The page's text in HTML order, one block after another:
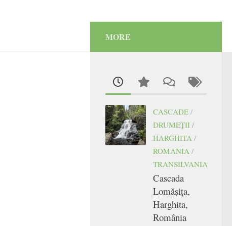
MORE
CASCADE /
DRUMEŢII /
HARGHITA /
ROMANIA /
TRANSILVANIA
Cascada
Lomășița,
Harghita,
România